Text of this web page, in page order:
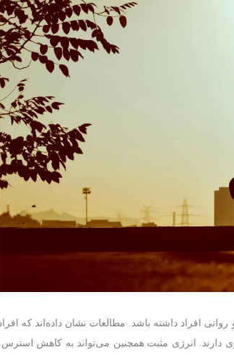
افراد داشته باشد. مطالعات نشان داده‌اند که
دارند. انرژی مثبت همچنین می‌تواند به کاهش